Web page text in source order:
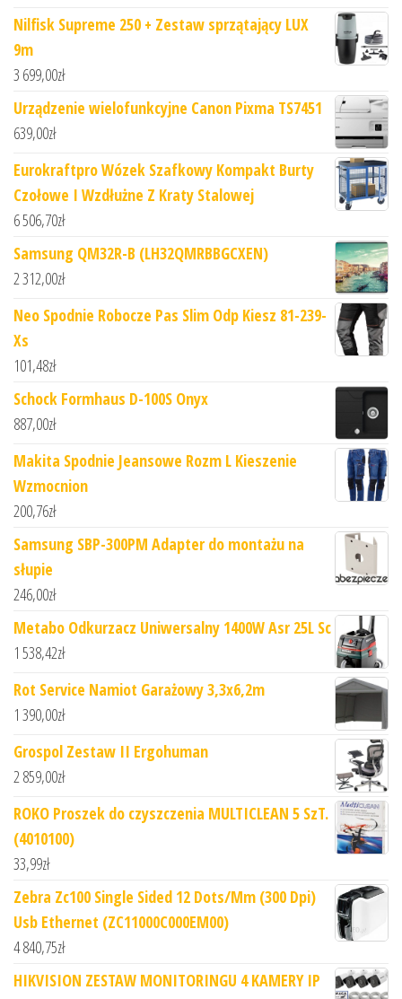
Nilfisk Supreme 250 + Zestaw sprzątający LUX
9m
3 699,00zł
Urządzenie wielofunkcyjne Canon Pixma TS7451
639,00zł
Eurokraftpro Wózek Szafkowy Kompakt Burty
Czołowe I Wzdłużne Z Kraty Stalowej
6 506,70zł
Samsung QM32R-B (LH32QMRBBGCXEN)
2 312,00zł
Neo Spodnie Robocze Pas Slim Odp Kiesz 81-239-
Xs
101,48zł
Schock Formhaus D-100S Onyx
887,00zł
Makita Spodnie Jeansowe Rozm L Kieszenie
Wzmocnion
200,76zł
Samsung SBP-300PM Adapter do montażu na
słupie
246,00zł
Metabo Odkurzacz Uniwersalny 1400W Asr 25L Sc
1 538,42zł
Rot Service Namiot Garażowy 3,3x6,2m
1 390,00zł
Grospol Zestaw II Ergohuman
2 859,00zł
ROKO Proszek do czyszczenia MULTICLEAN 5 SzT.
(4010100)
33,99zł
Zebra Zc100 Single Sided 12 Dots/Mm (300 Dpi)
Usb Ethernet (ZC11000C000EM00)
4 840,75zł
HIKVISION ZESTAW MONITORINGU 4 KAMERY IP